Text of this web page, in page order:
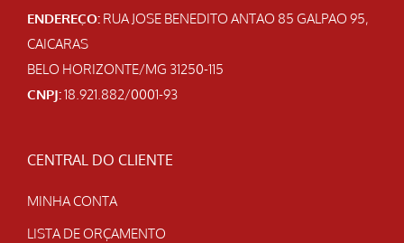
ENDEREÇO: RUA JOSE BENEDITO ANTAO 85 GALPAO 95,
CAICARAS
BELO HORIZONTE/MG 31250-115
CNPJ:18.921.882/0001-93
CENTRAL DO CLIENTE
MINHA CONTA
LISTA DE ORÇAMENTO